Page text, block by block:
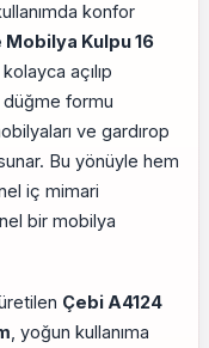
konfor
Mobilya Kulpu 16
açılıp
düğme formu
ve gardırop
Bu yönüyle hem
iç mimari
bir mobilya
Çebi A4124
, yoğun kullanıma